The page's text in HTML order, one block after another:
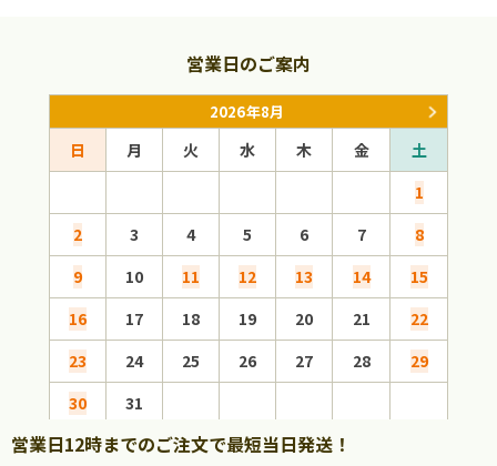
営業日のご案内
2026年8月
日 月 火 水 木 金
土
1
2
3 4 5 6 7
8
9
10 11 12 13 14
15
16
17 18 19 20 21
22
23
24 25 26 27 28
29
30
31
営業日12時までのご注文で最短当日発送！